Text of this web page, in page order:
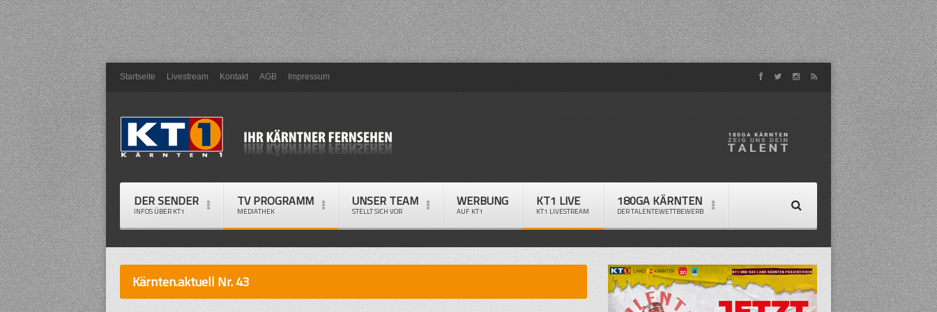
Startseite Livestream Kontakt AGB Impressum
DER SENDER
INFOS ÜBER KT1
TV PROGRAMM
MEDIATHEK
UNSER TEAM
STELLT SICH VOR
WERBUNG
AUF KT1
KT1 LIVE
KT1 LIVESTREAM
180GA KÄRNTEN
DER TALENTEWETTBEWERB
Kärnten.aktuell Nr. 43